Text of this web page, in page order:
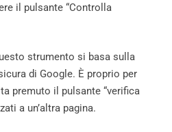
il pulsante “Controlla
strumento si basa sulla
di Google. È proprio per
premuto il pulsante “verifica
a un’altra pagina.